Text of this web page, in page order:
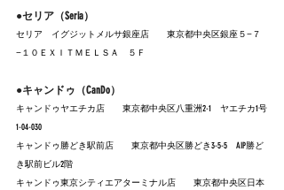
●セリア（Seria）
セリア　イグジットメルサ銀座店　　東京都中央区銀座５−７
−１０ＥＸＩＴＭＥＬＳＡ　５Ｆ
●キャンドゥ（CanDo）
キャンドゥヤエチカ店
東京都中央区八重洲2-1　ヤエチカ1号
1-04-030
キャンドゥ 勝どき駅前店
東京都中央区勝どき3-5-5　AIP勝ど
き駅前ビル2階
キャンドゥ東京シティエアターミナル店
東京都中央区日本